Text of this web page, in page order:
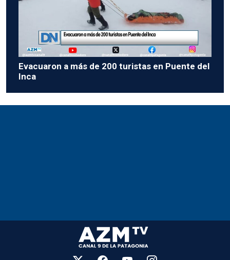
Evacuaron a más de 200 turistas en Puente del
Inca